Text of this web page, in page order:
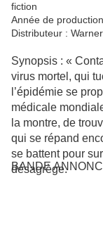
fiction
Année de
Distributeur :
Synopsis : «
virus mortel, qui
l’épidémie se
médicale
la montre, de
qui se répand
se battent pour
désagrège.
BANDE